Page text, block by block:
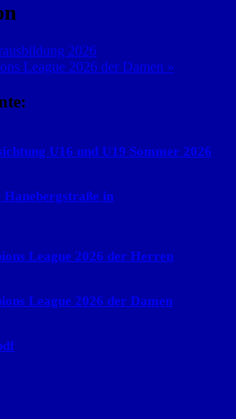
2026
League 2026 der Damen »
U16 und U19 Sommer 2026
Hanebergstraße in
League 2026 der Herren
League 2026 der Damen